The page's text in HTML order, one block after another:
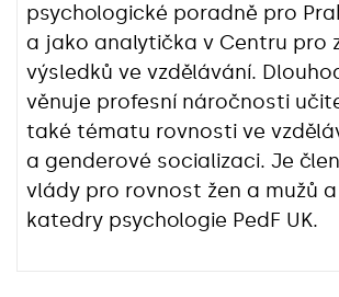
psychologické poradně pro
a jako analytička v Centru pro
výsledků ve vzdělávání.
věnuje profesní náročnosti
také tématu rovnosti ve
a genderové socializaci. Je
vlády pro rovnost žen a mužů
katedry psychologie PedF UK.